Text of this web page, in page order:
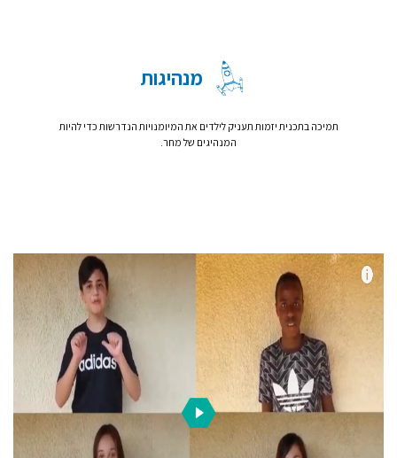
מנהיגות
תמיכה בתכנית יזמות תעניק לילדים את המיומנויות הנדרשות כדי להיות
המנהיגים של מחר.